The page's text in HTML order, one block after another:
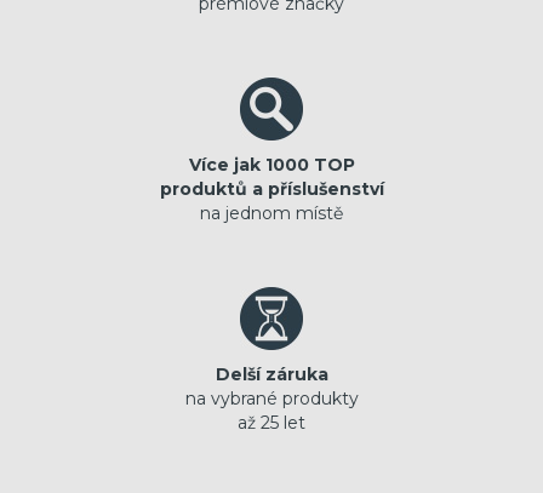
Více jak 1000 TOP
produktů a příslušenství
na jednom místě
Delší záruka
na vybrané produkty
až 25 let